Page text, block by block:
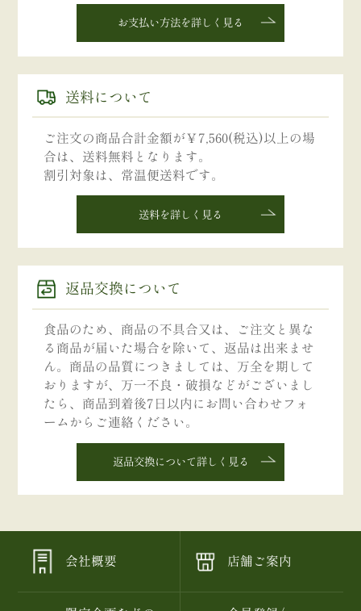
お支払い方法を詳しく見る
送料について
ご注文の商品合計金額が￥7,560(税込)以上の場
合は、送料無料となります。
割引対象は、常温便送料です。
送料を詳しく見る
返品交換について
食品のため、商品の不具合又は、ご注文と異な
る商品が届いた場合を除いて、返品は出来ませ
ん。商品の品質につきましては、万全を期して
おりますが、万一不良・破損などがございまし
たら、商品到着後7日以内にお問い合わせフォ
ームからご連絡ください。
返品交換について詳しく見る
会社概要 店舗ご案内